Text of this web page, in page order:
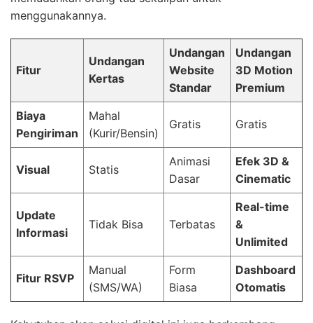
menggunakannya.
Fitur
Undangan
Kertas
Undangan
Website
Standar
Undangan
3D Motion
Premium
Biaya
Pengiriman
Mahal
(Kurir/Bensin)
Gratis Gratis
Visual Statis
Animasi
Dasar
Efek 3D &
Cinematic
Update
Informasi
Tidak Bisa Terbatas
Real-time
&
Unlimited
Fitur RSVP
Manual
(SMS/WA)
Form
Biasa
Dashboard
Otomatis